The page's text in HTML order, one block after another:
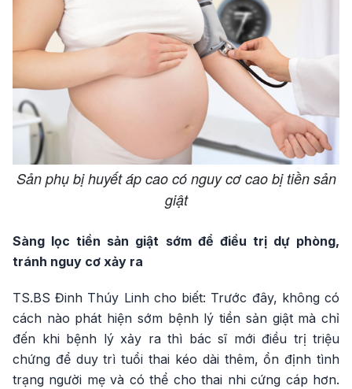
Sản phụ bị huyết áp cao có nguy cơ cao bị tiền sản
giật
Sàng lọc tiền sản giật sớm để điều trị dự phòng,
tránh nguy cơ xảy ra
TS.BS Đinh Thúy Linh cho biết: Trước đây, không có
cách nào phát hiện sớm bệnh lý tiền sản giật mà chỉ
đến khi bệnh lý xảy ra thì bác sĩ mới điều trị triệu
chứng để duy trì tuổi thai kéo dài thêm, ổn định tình
trạng người mẹ và có thể cho thai nhi cứng cáp hơn.